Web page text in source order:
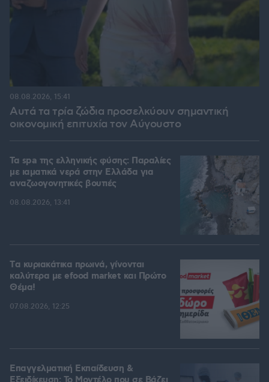
Αυτά τα τρία ζώδια προσελκύουν σημαντική
οικονομική επιτυχία τον Αύγουστο
08.08.2026, 15:41
Τα spa της ελληνικής φύσης: Παραλίες
με ιαματικά νερά στην Ελλάδα για
αναζωογονητικές βουτιές
08.08.2026, 13:41
Tα κυριακάτικα πρωινά, γίνονται
καλύτερα με efood market και Πρώτο
Θέμα!
07.08.2026, 12:25
Επαγγελματική Εκπαίδευση &